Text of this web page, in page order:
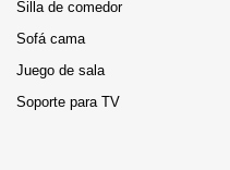
Silla de comedor
Sofá cama
Juego de sala
Soporte para TV